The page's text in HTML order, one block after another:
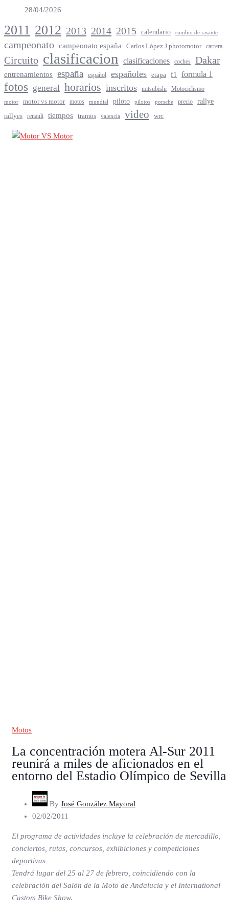
28/04/2026
2011 2012 2013 2014 2015 calendario cambio de rasante
campeonato campeonato españa Carlos López J.photomotor carrera
Circuito clasificacion clasificaciones coches Dakar
entrenamientos españa español españoles etapa f1 formula 1
fotos general horarios inscritos mitsubishi Motociclismo
motor motor vs motor motos mundial piloto pilotos porsche precio rallye
rallyes renault tiempos tramos valencia video wrc
Motos
La concentración motera Al-Sur 2011
reunirá a miles de aficionados en el
entorno del Estadio Olímpico de Sevilla
By José González Mayoral
02/02/2011
El programa de actividades incluye la celebración de mercadillo,
conciertos, rutas, concursos, exhibiciones y competiciones
deportivas
Tendrá lugar del 25 al 27 de febrero, coincidiendo con la
celebración del Salón de la Moto de Andalucía y el International
Custom Bike Show.